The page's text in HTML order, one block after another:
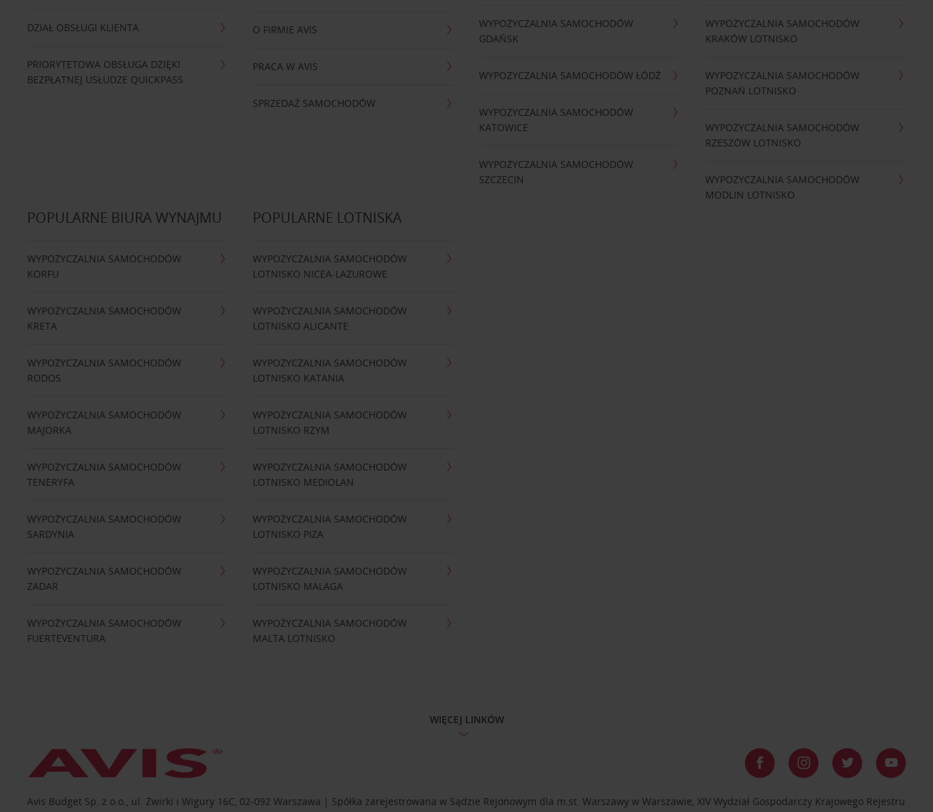
DZIAŁ OBSŁUGI KLIENTA
PRIORYTETOWA OBSŁUGA DZIĘKI
BEZPŁATNEJ USŁUDZE QUICKPASS
O FIRMIE AVIS
PRACA W AVIS
SPRZEDAŻ SAMOCHODÓW
WYPOŻYCZALNIA SAMOCHODÓW
GDAŃSK
WYPOŻYCZALNIA SAMOCHODÓW ŁÓDŹ
WYPOŻYCZALNIA SAMOCHODÓW
KATOWICE
WYPOŻYCZALNIA SAMOCHODÓW
SZCZECIN
WYPOŻYCZALNIA SAMOCHODÓW
KRAKÓW LOTNISKO
WYPOŻYCZALNIA SAMOCHODÓW
POZNAŃ LOTNISKO
WYPOŻYCZALNIA SAMOCHODÓW
RZESZÓW LOTNISKO
WYPOŻYCZALNIA SAMOCHODÓW
MODLIN LOTNISKO
POPULARNE BIURA WYNAJMU
WYPOŻYCZALNIA SAMOCHODÓW
KORFU
WYPOŻYCZALNIA SAMOCHODÓW
KRETA
WYPOŻYCZALNIA SAMOCHODÓW
RODOS
WYPOŻYCZALNIA SAMOCHODÓW
MAJORKA
WYPOŻYCZALNIA SAMOCHODÓW
TENERYFA
WYPOŻYCZALNIA SAMOCHODÓW
SARDYNIA
WYPOŻYCZALNIA SAMOCHODÓW
ZADAR
WYPOŻYCZALNIA SAMOCHODÓW
FUERTEVENTURA
POPULARNE LOTNISKA
WYPOŻYCZALNIA SAMOCHODÓW
LOTNISKO NICEA-LAZUROWE
WYPOŻYCZALNIA SAMOCHODÓW
LOTNISKO ALICANTE
WYPOŻYCZALNIA SAMOCHODÓW
LOTNISKO KATANIA
WYPOŻYCZALNIA SAMOCHODÓW
LOTNISKO RZYM
WYPOŻYCZALNIA SAMOCHODÓW
LOTNISKO MEDIOLAN
WYPOŻYCZALNIA SAMOCHODÓW
LOTNISKO PIZA
WYPOŻYCZALNIA SAMOCHODÓW
LOTNISKO MALAGA
WYPOŻYCZALNIA SAMOCHODÓW
MALTA LOTNISKO
WIĘCEJ LINKÓW
Avis Budget Sp. z o.o., ul. Żwirki i Wigury 16C, 02-092 Warszawa | Spółka zarejestrowana w Sądzie Rejonowym dla m.st. Warszawy w Warszawie, XIV Wydział Gospodarczy Krajowego Rejestru